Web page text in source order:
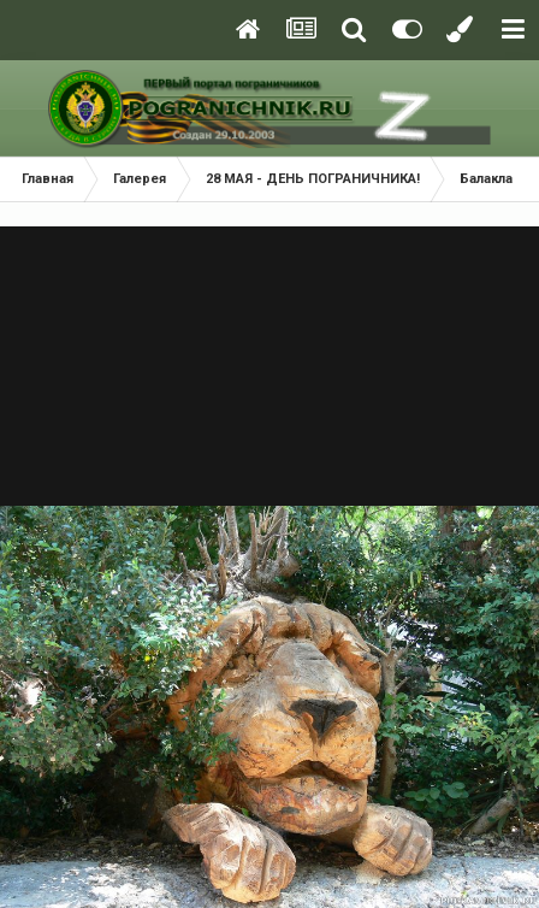
Главная Галерея 28 МАЯ - ДЕНЬ ПОГРАНИЧНИКА! Балаклава